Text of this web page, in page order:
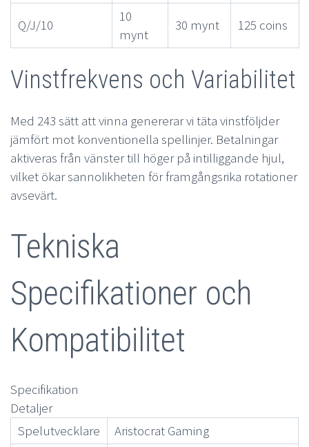
Q/J/10
10
mynt
30 mynt 125 coins
Vinstfrekvens och Variabilitet
Med 243 sätt att vinna genererar vi täta vinstföljder
jämfört mot konventionella spellinjer. Betalningar
aktiveras från vänster till höger på intilliggande hjul,
vilket ökar sannolikheten för framgångsrika rotationer
avsevärt.
Tekniska
Specifikationer och
Kompatibilitet
Specifikation
Detaljer
Spelutvecklare
Aristocrat Gaming